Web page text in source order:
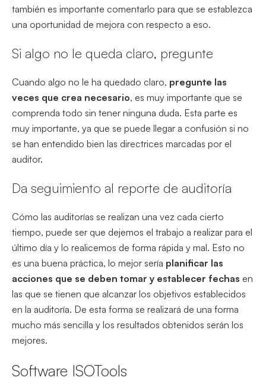
también es importante comentarlo para que se establezca
una oportunidad de mejora con respecto a eso.
Si algo no le queda claro, pregunte
Cuando algo no le ha quedado claro, pregunte las
veces que crea necesario, es muy importante que se
comprenda todo sin tener ninguna duda. Esta parte es
muy importante, ya que se puede llegar a confusión si no
se han entendido bien las directrices marcadas por el
auditor.
Da seguimiento al reporte de auditoría
Cómo las auditorías se realizan una vez cada cierto
tiempo, puede ser que dejemos el trabajo a realizar para el
último día y lo realicemos de forma rápida y mal. Esto no
es una buena práctica, lo mejor sería planificar las
acciones que se deben tomar y establecer fechas en
las que se tienen que alcanzar los objetivos establecidos
en la auditoría. De esta forma se realizará de una forma
mucho más sencilla y los resultados obtenidos serán los
mejores.
Software ISOTools